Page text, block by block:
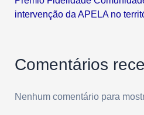
intervenção da APELA no
Comentários
Nenhum comentário para